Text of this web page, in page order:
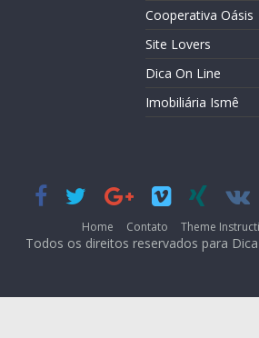
Cooperativa Oásis
Site Lovers
Dica On Line
Imobiliária Ismê
Home Contato Theme
Todos os direitos reservados para